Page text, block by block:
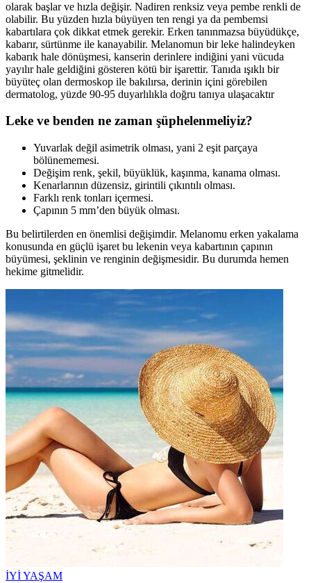
olarak başlar ve hızla değişir. Nadiren renksiz veya pembe renkli de
olabilir. Bu yüzden hızla büyüyen ten rengi ya da pembemsi
kabartılara çok dikkat etmek gerekir. Erken tanınmazsa büyüdükçe,
kabarır, sürtünme ile kanayabilir. Melanomun bir leke halindeyken
kabarık hale dönüşmesi, kanserin derinlere indiğini yani vücuda
yayılır hale geldiğini gösteren kötü bir işarettir. Tanıda ışıklı bir
büyüteç olan dermoskop ile bakılırsa, derinin içini görebilen
dermatolog, yüzde 90-95 duyarlılıkla doğru tanıya ulaşacaktır
Leke ve benden ne zaman şüphelenmeliyiz?
Yuvarlak değil asimetrik olması, yani 2 eşit parçaya
bölünememesi.
Değişim renk, şekil, büyüklük, kaşınma, kanama olması.
Kenarlarının düzensiz, girintili çıkıntılı olması.
Farklı renk tonları içermesi.
Çapının 5 mm’den büyük olması.
Bu belirtilerden en önemlisi değişimdir. Melanomu erken yakalama
konusunda en güçlü işaret bu lekenin veya kabartının çapının
büyümesi, şeklinin ve renginin değişmesidir. Bu durumda hemen
hekime gitmelidir.
İYİ YAŞAM